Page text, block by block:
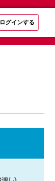
ログインする